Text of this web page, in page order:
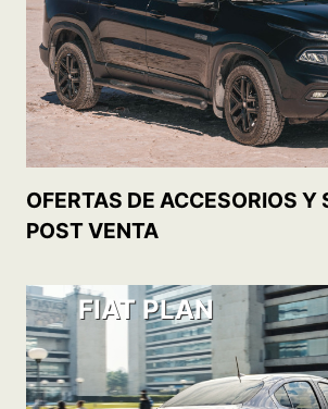
ACCEDÉ A TU 0KM CON
CONOCÉ
NUESTROS